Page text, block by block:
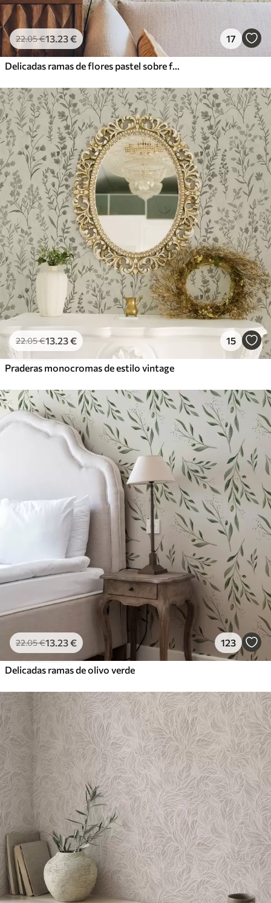
22.05€13.23€ 17
Delicadas ramas de flores pastel sobre fondo beige
22.05€13.23€ 15
Praderas monocromas de estilo vintage
22.05€13.23€ 123
Delicadas ramas de olivo verde